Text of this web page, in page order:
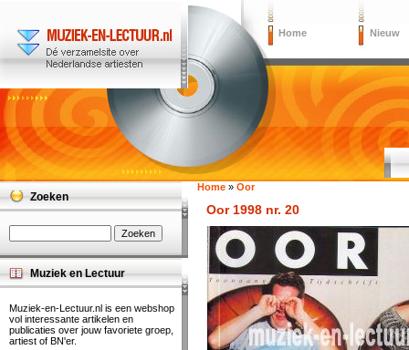
Home Nieuw
Home » Oor
Oor 1998 nr. 20
Zoeken
Muziek en Lectuur
Muziek-en-Lectuur.nl is een webshop
vol interessante artikelen en
publicaties over jouw favoriete groep,
artiest of BN'er.